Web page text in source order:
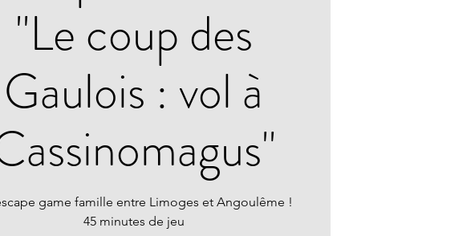
"Le coup des
Gaulois : vol à
game famille entre Limoges et Angoulême !
45 minutes de jeu